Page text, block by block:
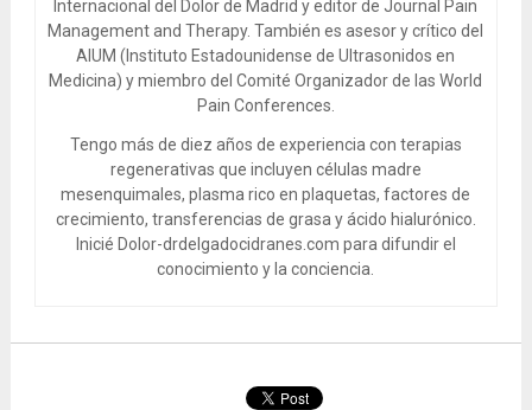
Internacional del Dolor de Madrid y editor de Journal Pain
Management and Therapy. También es asesor y crítico del
AIUM (Instituto Estadounidense de Ultrasonidos en
Medicina) y miembro del Comité Organizador de las World
Pain Conferences.
Tengo más de diez años de experiencia con terapias
regenerativas que incluyen células madre
mesenquimales, plasma rico en plaquetas, factores de
crecimiento, transferencias de grasa y ácido hialurónico.
Inicié Dolor-drdelgadocidranes.com para difundir el
conocimiento y la conciencia.